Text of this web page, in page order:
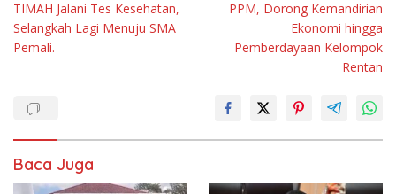
TIMAH Jalani Tes Kesehatan,
Selangkah Lagi Menuju SMA
Pemali.
PPM, Dorong Kemandirian
Ekonomi hingga
Pemberdayaan Kelompok
Rentan
Baca Juga